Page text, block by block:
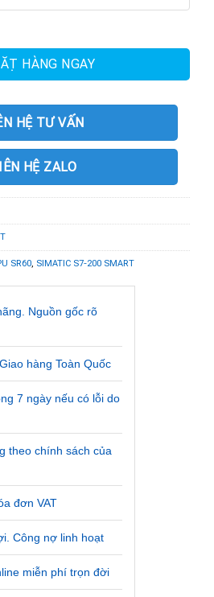
HÀNG NGAY
HỆ TƯ VẤN
HỆ ZALO
SR60, SIMATIC S7-200 SMART
Nguồn gốc rõ
hàng Toàn Quốc
7 ngày nếu có lỗi do
theo chính sách của
đơn VAT
Công nợ linh hoạt
miễn phí trọn đời